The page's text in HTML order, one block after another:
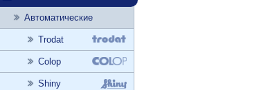
Автоматические
Trodat
Colop
Shiny